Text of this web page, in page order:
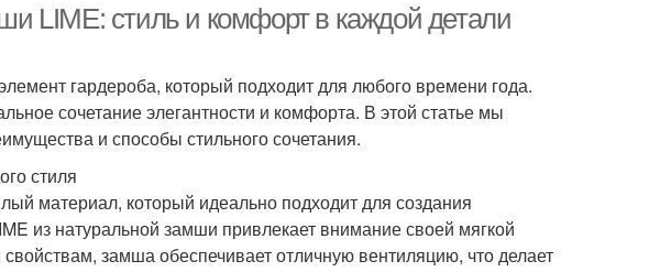
LIME: стиль и комфорт в каждой детали
гардероба, который подходит для любого времени года.
сочетание элегантности и комфорта. В этой статье мы
и способы стильного сочетания.
стиля
материал, который идеально подходит для создания
из натуральной замши привлекает внимание своей мягкой
замша обеспечивает отличную вентиляцию, что делает